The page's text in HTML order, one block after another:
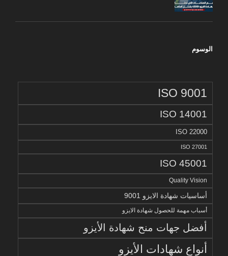
الوسوم
ISO 9001
ISO 14001
ISO 22000
ISO 27001
ISO 45001
Quality Vision
أساسيات شهادة الايزو 9001
أسباب مهمة للحصول شهادة الايزو
أفضل جهات منح شهادة الأيزو
أنواع شهادات الأيزو